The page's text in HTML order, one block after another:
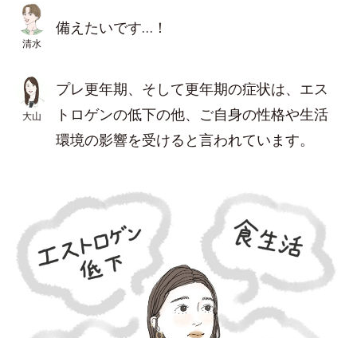
清水
備えたいです…！
大山
プレ更年期、そして更年期の症状は、エス
トロゲンの低下の他、ご自身の性格や生活
環境の影響を受けると言われています。